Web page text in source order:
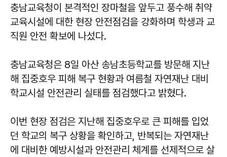
충남교육청이 본격적인 장마철을 앞두고 풍수해 취약
교육시설에 대한 현장 안전점검을 강화하며 학생과 교
직원 안전 확보에 나섰다.
충남교육청은 8일 아산 송남초등학교를 방문해 지난
해 집중호우 피해 복구 현황과 여름철 자연재난 대비
학교시설 안전관리 실태를 점검했다고 밝혔다.
이번 현장 점검은 지난해 집중호우로 큰 피해를 입었
던 학교의 복구 상황을 확인하고, 반복되는 자연재난
에 대비한 예방시설과 안전관리 체계를 선제적으로 살